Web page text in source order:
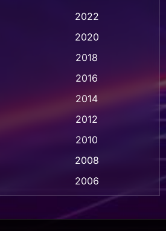
แอนิเมชัน (1)
แอนิเมชั่น (1)
Story เรื่องจริง(36)
2022
2020
2018
2016
2014
2012
2010
2008
2006
2004
2002